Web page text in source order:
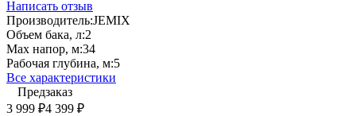
Написать отзыв
Производитель:JEMIX
Объем бака, л:2
Max напор, м:34
Рабочая глубина, м:5
Все характеристики
Предзаказ
3 999 ₽4 399 ₽